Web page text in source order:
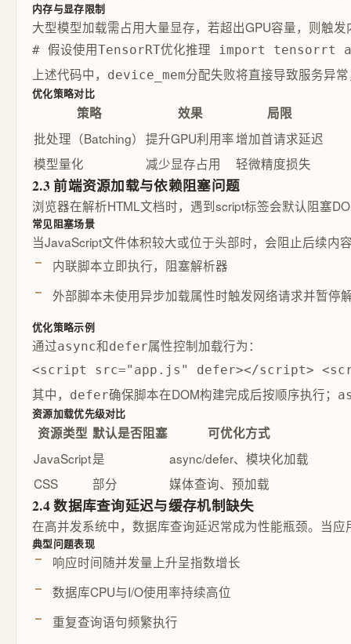
内存与显存限制
大型模型加载需占用大量显存，若超出GPU容量，则触
# 假设使用TensorRT优化推理 import
上述代码中， device_mem分配失败将直接导致服务异
优化策略对比
策略 效果
局限
批处理（Batching） 提升GPU利用率增加首请求延迟
模型量化
减少显存占用 轻微精度损失
2.3 前端资源加载与依赖阻塞问题
浏览器在解析HTML文档时，遇到script标签会默认阻塞
常见阻塞场景
当JavaScript文件体积较大或位于头部时，会阻止后续内
内联脚本立即执行，阻塞解析器
外部脚本未使用异步加载属性时触发网络请求并暂停
优化策略示例
通过async和defer属性控制加载行为：
<script src="app.js" defer></script>
其中， defer确保脚本在DOM构建完成后按顺序执行；
资源加载优先级对比
资源类型 默认是否阻塞
可优化方式
JavaScript是
async/defer、模块化加载
CSS
部分 媒体查询、预加载
2.4 数据库查询延迟与缓存机制缺失
在高并发系统中，数据库查询延迟常成为性能瓶颈。当
典型问题表现
响应时间随并发量上升呈指数增长
数据库CPU与I/O使用率持续高位
重复查询语句频繁执行